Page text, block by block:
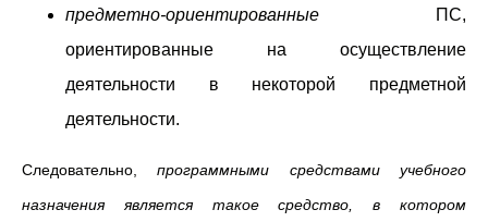
предметно-ориентированные ПС,
ориентированные на осуществление
деятельности в некоторой предметной
деятельности.
Следовательно,программными средствами учебного
назначения является такое средство, в котором